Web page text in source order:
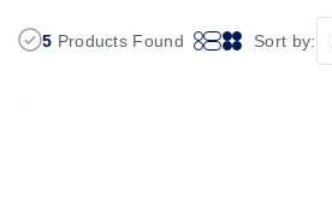
5 Products Found Sort by: